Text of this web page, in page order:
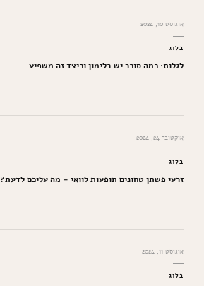
אוגוסט 10, 2024
בלוג
לגלות: כמה סוכר יש בלימון וכיצד זה משפיע
אוקטובר 24, 2024
בלוג
זרעי פשתן טחונים תופעות לוואי – מה עליכם לדעת?
אוגוסט 11, 2024
בלוג